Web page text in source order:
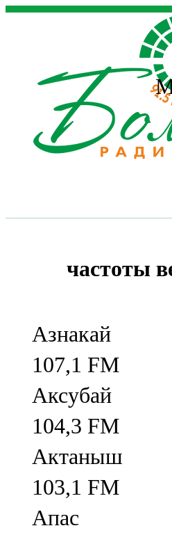
частоты
Азнакай
107,1 FM
Аксубай
104,3 FM
Актаныш
103,1 FM
Апас